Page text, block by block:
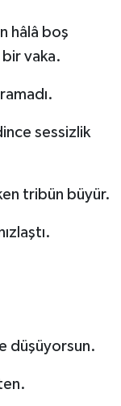
hâlâ boş
bir vaka.
sessizlik
tribün büyür.
düşüyorsun.